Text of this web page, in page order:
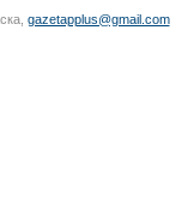
gazetapplus@gmail.com